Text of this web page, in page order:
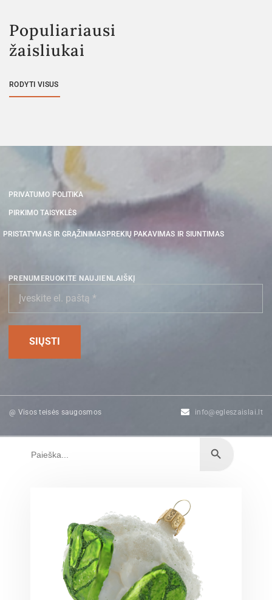
Populiariausi
žaisliukai
RODYTI VISUS
PRIVATUMO POLITIKA
PIRKIMO TAISYKLĖS
PRISTATYMAS IR GRĄŽINIMAS PREKIŲ PAKAVIMAS IR SIUNTIMAS
PRENUMERUOKITE NAUJIENLAIŠKĮ
@ Visos teisės saugosmos info@egleszaislai.lt